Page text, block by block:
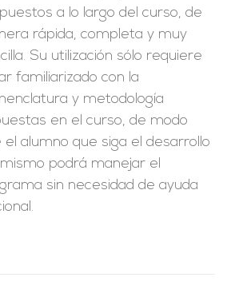
a lo largo del curso, de
rápida, completa y muy
Su utilización sólo requiere
familiarizado con la
y metodología
en el curso, de modo
el alumno que siga el desarrollo
podrá manejar el
sin necesidad de ayuda